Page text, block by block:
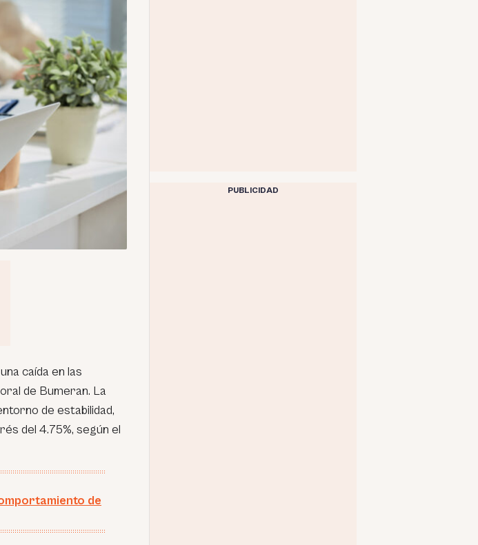
caída en las
de Bumeran. La
de estabilidad,
del 4.75%, según el
de
PUBLICIDAD